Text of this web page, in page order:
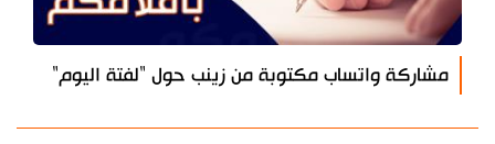
مشاركة واتساب مكتوبة من زينب حول "لفتة اليوم"